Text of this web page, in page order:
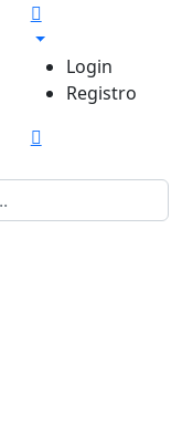
Login
Registro